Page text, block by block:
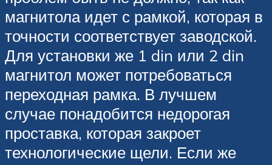
магнитола идет с рамкой, которая в
точности соответствует заводской.
Для установки же 1 din или 2 din
магнитол может потребоваться
переходная рамка. В лучшем
случае понадобится недорогая
проставка, которая закроет
технологические щели. Если же